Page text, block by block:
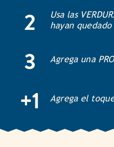
2
Usa las
hayan quedado
3 Agrega una
+1 Agrega el